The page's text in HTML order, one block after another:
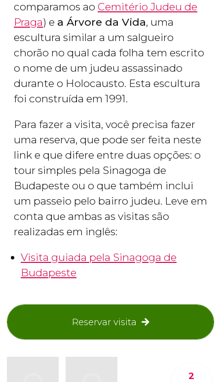
comparamos ao Cemitério Judeu de
Praga) e a Árvore da Vida, uma
escultura similar a um salgueiro
chorão no qual cada folha tem escrito
o nome de um judeu assassinado
durante o Holocausto. Esta escultura
foi construída em 1991.
Para fazer a visita, você precisa fazer
uma reserva, que pode ser feita neste
link e que difere entre duas opções: o
tour simples pela Sinagoga de
Budapeste ou o que também inclui
um passeio pelo bairro judeu. Leve em
conta que ambas as visitas são
realizadas em inglês:
Visita guiada pela Sinagoga de
Budapeste
Reservar visita
2